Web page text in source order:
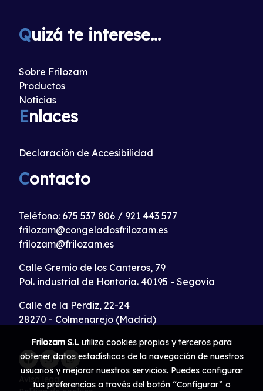
Quizá te interese...
Sobre Frilozam
Productos
Noticias
Enlaces
Declaración de Accesibilidad
Contacto
Teléfono: 675 537 806 / 921 443 577
frilozam@congeladosfrilozam.es
frilozam@frilozam.es
Calle Gremio de los Canteros, 79
Pol. industrial de Hontoria. 40195 - Segovia
Calle de la Perdiz, 22-24
28270 - Colmenarejo (Madrid)
Aviso legal
Frilozam S.L utiliza cookies propias y terceros para
obtener datos estadísticos de la navegación de nuestros
usuarios y mejorar nuestros servicios. Puedes configurar
tus preferencias a través del botón “Configurar” o